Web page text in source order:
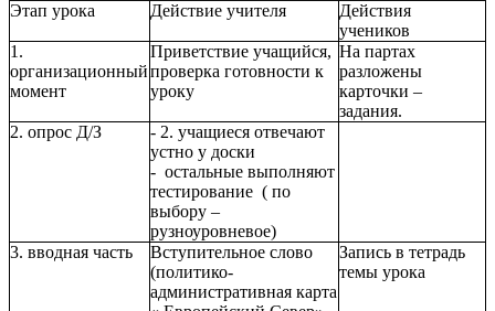
Этап урока Действие учителя
Действия
учеников
1.
организационный
момент
Приветствие учащийся,
проверка готовности к
уроку
На партах
разложены
карточки –
задания.
2. опрос Д/З
- 2. учащиеся отвечают
устно у доски
- остальные выполняют
тестирование ( по
выбору –
рузноуровневое)
3. вводная часть
Вступительное слово
(политико-
административная карта
Запись в тетрадь
темы урока